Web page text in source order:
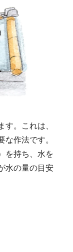
。これは、
な作法です。
を持ち、水を
水の量の目安